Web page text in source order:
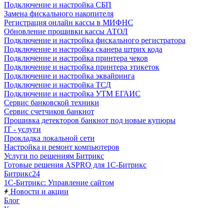
Подключение и настройка СБП
Замена фискального накопителя
Регистрация онлайн кассы в МИФНС
Обновление прошивки кассы АТОЛ
Подключение и настройка фискального регистратора
Подключение и настройка сканера штрих кода
Подключение и настройка принтера чеков
Подключение и настройка принтера этикеток
Подключение и настройка эквайринга
Подключение и настройка ТСД
Подключение и настройка УТМ ЕГАИС
Сервис банковской техники
Сервис счетчиков банкнот
Прошивка детекторов банкнот под новые купюры
IT - услуги
Прокладка локальной сети
Настройка и ремонт компьютеров
Услуги по решениям Битрикс
Готовые решения ASPRO для 1С-Битрикс
Битрикс24
1С-Битрикс: Управление сайтом
Новости и акции
Блог